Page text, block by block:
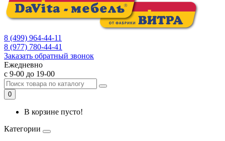
8 (499) 964-44-11
8 (977) 780-44-41
Заказать обратный звонок
Ежедневно
с 9-00 до 19-00
0
В корзине пусто!
Категории